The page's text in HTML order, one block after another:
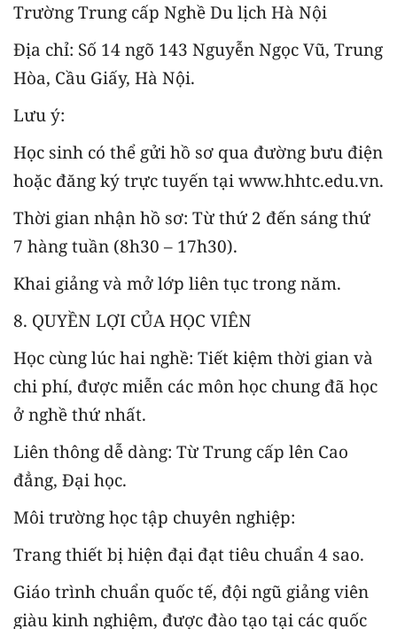
Trường Trung cấp Nghề Du lịch Hà Nội
Địa chỉ: Số 14 ngõ 143 Nguyễn Ngọc Vũ, Trung
Hòa, Cầu Giấy, Hà Nội.
Lưu ý:
Học sinh có thể gửi hồ sơ qua đường bưu điện
hoặc đăng ký trực tuyến tại www.hhtc.edu.vn.
Thời gian nhận hồ sơ: Từ thứ 2 đến sáng thứ
7 hàng tuần (8h30 – 17h30).
Khai giảng và mở lớp liên tục trong năm.
8. QUYỀN LỢI CỦA HỌC VIÊN
Học cùng lúc hai nghề: Tiết kiệm thời gian và
chi phí, được miễn các môn học chung đã học
ở nghề thứ nhất.
Liên thông dễ dàng: Từ Trung cấp lên Cao
đẳng, Đại học.
Môi trường học tập chuyên nghiệp:
Trang thiết bị hiện đại đạt tiêu chuẩn 4 sao.
Giáo trình chuẩn quốc tế, đội ngũ giảng viên
giàu kinh nghiệm, được đào tạo tại các quốc